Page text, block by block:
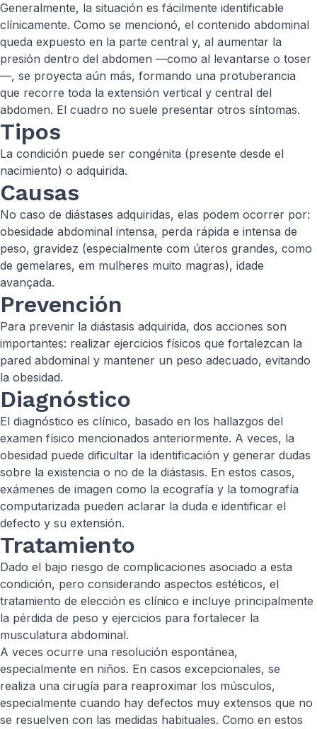
Generalmente, la situación es fácilmente identificable
clínicamente. Como se mencionó, el contenido abdominal
queda expuesto en la parte central y, al aumentar la
presión dentro del abdomen —como al levantarse o toser
—, se proyecta aún más, formando una protuberancia
que recorre toda la extensión vertical y central del
abdomen. El cuadro no suele presentar otros síntomas.
Tipos
La condición puede ser congénita (presente desde el
nacimiento) o adquirida.
Causas
No caso de diástases adquiridas, elas podem ocorrer por:
obesidade abdominal intensa, perda rápida e intensa de
peso, gravidez (especialmente com úteros grandes, como
de gemelares, em mulheres muito magras), idade
avançada.
Prevención
Para prevenir la diástasis adquirida, dos acciones son
importantes: realizar ejercicios físicos que fortalezcan la
pared abdominal y mantener un peso adecuado, evitando
la obesidad.
Diagnóstico
El diagnóstico es clínico, basado en los hallazgos del
examen físico mencionados anteriormente. A veces, la
obesidad puede dificultar la identificación y generar dudas
sobre la existencia o no de la diástasis. En estos casos,
exámenes de imagen como la ecografía y la tomografía
computarizada pueden aclarar la duda e identificar el
defecto y su extensión.
Tratamiento
Dado el bajo riesgo de complicaciones asociado a esta
condición, pero considerando aspectos estéticos, el
tratamiento de elección es clínico e incluye principalmente
la pérdida de peso y ejercicios para fortalecer la
musculatura abdominal.
A veces ocurre una resolución espontánea,
especialmente en niños. En casos excepcionales, se
realiza una cirugía para reaproximar los músculos,
especialmente cuando hay defectos muy extensos que no
se resuelven con las medidas habituales. Como en estos